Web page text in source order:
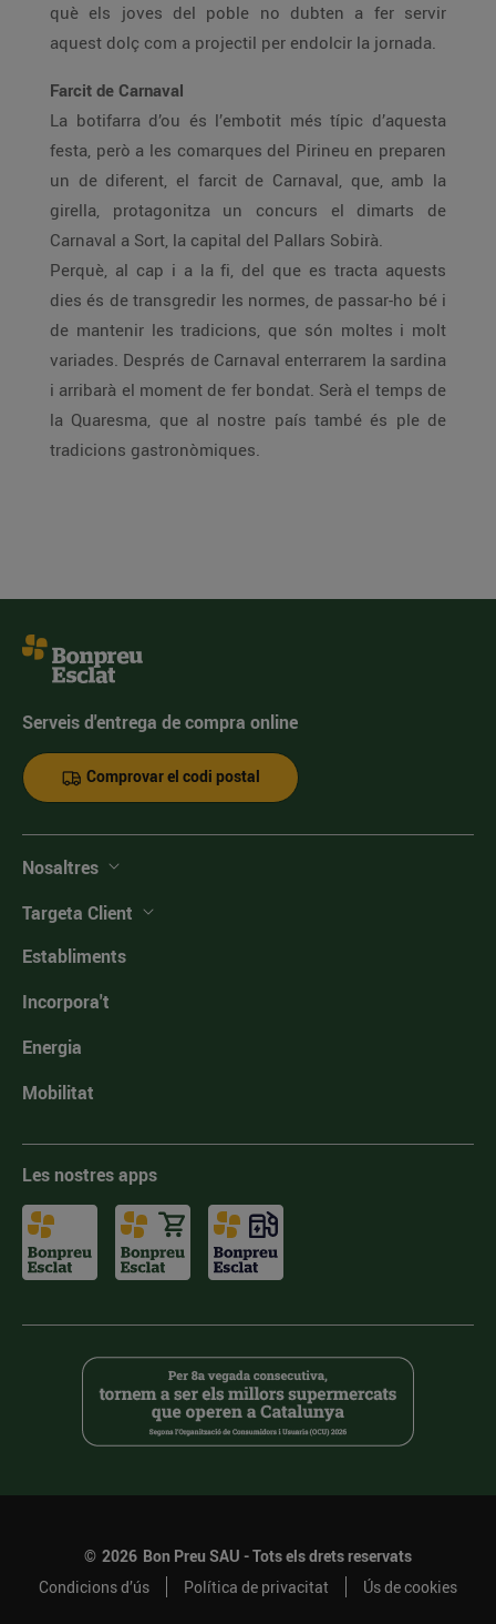
què els joves del poble no dubten a fer servir
aquest dolç com a projectil per endolcir la jornada.
Farcit de Carnaval
La botifarra d’ou és l’embotit més típic d’aquesta
festa, però a les comarques del Pirineu en preparen
un de diferent, el farcit de Carnaval, que, amb la
girella, protagonitza un concurs el dimarts de
Carnaval a Sort, la capital del Pallars Sobirà.
Perquè, al cap i a la fi, del que es tracta aquests
dies és de transgredir les normes, de passar-ho bé i
de mantenir les tradicions, que són moltes i molt
variades. Després de Carnaval enterrarem la sardina
i arribarà el moment de fer bondat. Serà el temps de
la Quaresma, que al nostre país també és ple de
tradicions gastronòmiques.
Serveis d'entrega de compra online
Comprovar el codi postal
Nosaltres
Targeta Client
Establiments
Incorpora't
Energia
Mobilitat
Les nostres apps
© 2026 Bon Preu SAU - Tots els drets reservats
Condicions d’ús
Política de privacitat Ús de cookies